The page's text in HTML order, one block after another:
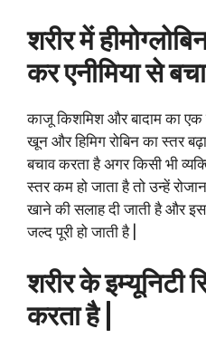
शरीर में
कर एनीमिया से
काजू किशमिश और बादाम का एक
खून और हिमिग रोबिन का स्तर
बचाव करता है अगर किसी भी
स्तर कम हो जाता है तो उन्हें
खाने की सलाह दी जाती है और
जल्द पूरी हो जाती है |
शरीर के इम्यूनिटी
करता है |